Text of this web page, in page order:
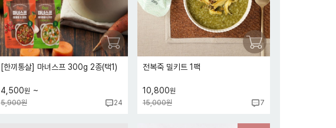
[한끼통살] 마녀스프 300g 2종(택1)
4,500원 ~
5,900원 24
전복죽 밀키트 1팩
10,800원
15,000원
7